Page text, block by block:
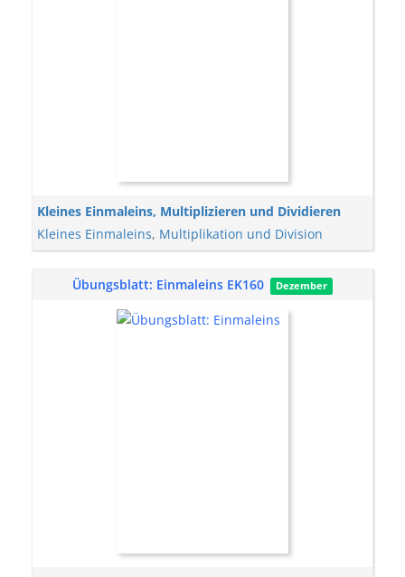
Kleines Einmaleins, Multiplizieren und Dividieren
Kleines Einmaleins, Multiplikation und Division
Übungsblatt: Einmaleins EK160 Dezember